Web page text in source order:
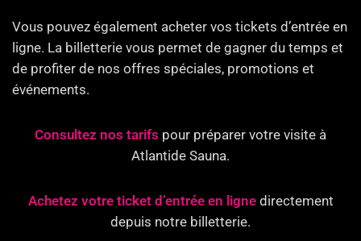
Vous pouvez également acheter vos tickets d’entrée en
ligne. La billetterie vous permet de gagner du temps et
de profiter de nos offres spéciales, promotions et
événements.
Consultez nos tarifs pour préparer votre visite à
Atlantide Sauna.
Achetez votre ticket d’entrée en lignedirectement
depuis notre billetterie.